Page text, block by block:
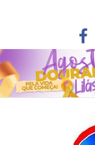
conteúdo